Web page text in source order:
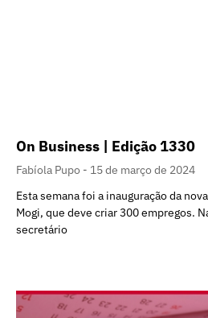
On Business | Edição 1330
Fabíola Pupo
15 de março de 2024
Esta semana foi a inauguração da
Mogi, que deve criar 300 empregos.
secretário